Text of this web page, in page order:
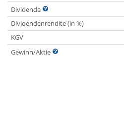
Dividende
Dividendenrendite (in %)
KGV
Gewinn/Aktie